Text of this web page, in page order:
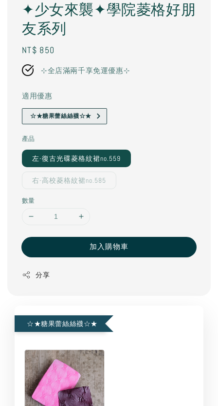
✦少女來襲✦學院菱格好朋
友系列
Regular
price
NT$ 850
⊹全店滿兩千享免運優惠⊹
適用優惠
☆★糖果蕾絲絲襪☆★
產品
左-復古光碟菱格紋裙no.559
右-高校菱格紋裙no.585
數量
加入購物車
分享
☆★糖果蕾絲絲襪☆★